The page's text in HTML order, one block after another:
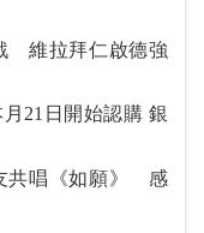
維拉拜仁啟德強
共唱《如願》 感